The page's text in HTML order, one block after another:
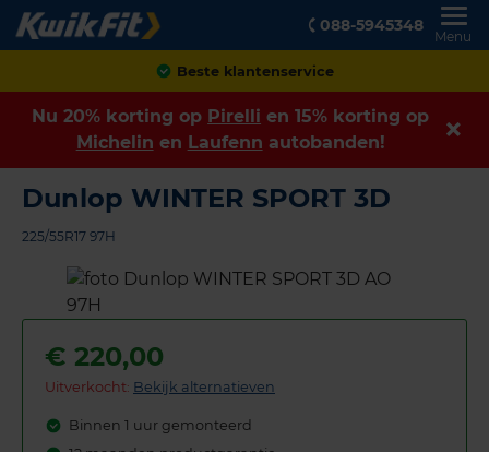
088-5945348
Menu
Beste klantenservice
Nu 20% korting op Pirelli en 15% korting op
Michelin en Laufenn autobanden!
Dunlop WINTER SPORT 3D
225/55R17 97H
€ 220,00
Uitverkocht: Bekijk alternatieven
Binnen 1 uur gemonteerd